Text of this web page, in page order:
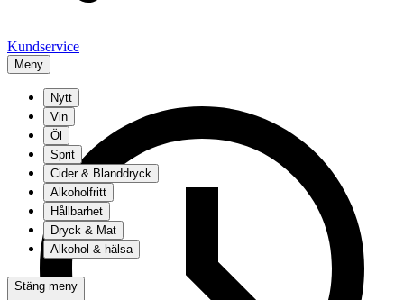
Kundservice
Meny
Nytt
Vin
Öl
Sprit
Cider & Blanddryck
Alkoholfritt
Hållbarhet
Dryck & Mat
Alkohol & hälsa
Stäng meny